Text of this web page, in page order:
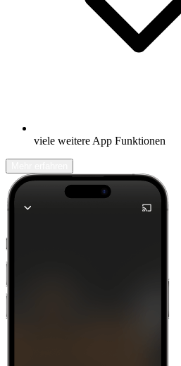
viele weitere App Funktionen